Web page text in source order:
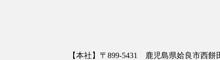
【本社】〒899-5431 鹿児島県姶良市西餅